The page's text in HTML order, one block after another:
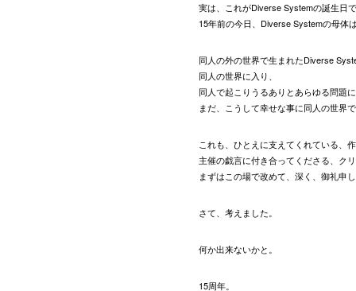
実は、これがDiverse Systemの誕生日
15年前の今日、Diverse Systemの母体
同人の外の世界で生まれたDiverse
同人の世界に入り、
同人で起こりうるありとあらゆる問題
まだ、こうして幸せな事に同人の世界
これも、ひとえに支えてくれている、
主催の戯言に付き合ってくださる、ク
まずはこの場で改めて、深く、御礼申
さて、考えました。
何か出来ないかと。
15周年。